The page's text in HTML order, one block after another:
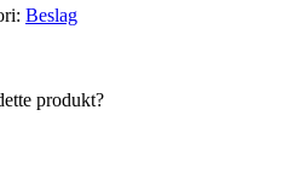
Beslag
produkt?